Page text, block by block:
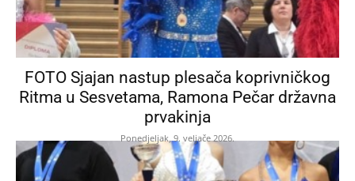
FOTO Sjajan nastup plesača koprivničkog
Ritma u Sesvetama, Ramona Pečar državna
prvakinja
Ponedjeljak, 9. veljače 2026.